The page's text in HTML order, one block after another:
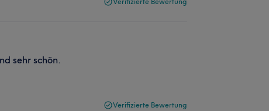
sehr schön.
Verifizierte Bewertung